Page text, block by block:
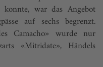
konnte, war das Angebot
auf sechs begrenzt.
Camacho» wurde nur
«Mitridate», Händels